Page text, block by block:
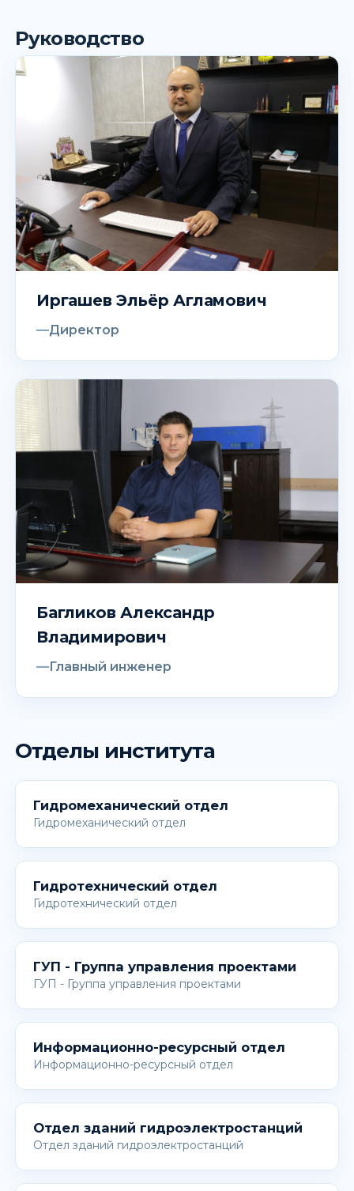
Руководство
Иргашев Эльёр Агламович
Директор
Багликов Александр
Владимирович
Главный инженер
Отделы института
Гидромеханический отдел
Гидромеханический отдел
Гидротехнический отдел
Гидротехнический отдел
ГУП - Группа управления проектами
ГУП - Группа управления проектами
Информационно-ресурсный отдел
Информационно-ресурсный отдел
Отдел зданий гидроэлектростанций
Отдел зданий гидроэлектростанций